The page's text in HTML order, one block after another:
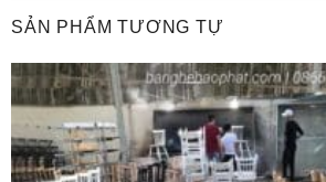
SẢN PHẨM TƯƠNG TỰ